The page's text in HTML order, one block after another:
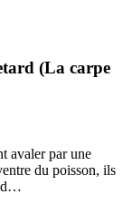
(La carpe
avaler par une
du poisson, ils
…